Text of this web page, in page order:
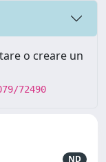
o creare un
72490
ND